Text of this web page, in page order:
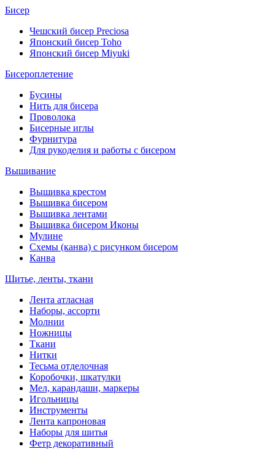
Бисер
Чешский бисер Preciosa
Японский бисер Toho
Японский бисер Miyuki
Бисероплетение
Бусины
Нить для бисера
Проволока
Бисерные иглы
Фурнитура
Для рукоделия и работы с бисером
Вышивание
Вышивка крестом
Вышивка бисером
Вышивка лентами
Вышивка бисером Иконы
Мулине
Схемы (канва) с рисунком бисером
Канва
Шитье, ленты, ткани
Лента атласная
Наборы, ассорти
Молнии
Ножницы
Ткани
Нитки
Тесьма отделочная
Коробочки, шкатулки
Мел, карандаши, маркеры
Игольницы
Инструменты
Лента капроновая
Наборы для шитья
Фетр декоративный